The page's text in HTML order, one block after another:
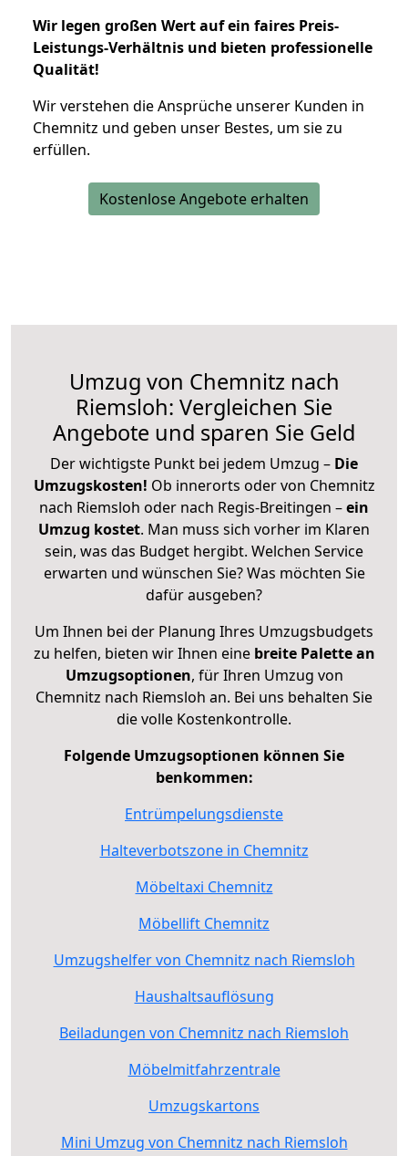
Wir legen großen Wert auf ein faires Preis-
Leistungs-Verhältnis und bieten professionelle
Qualität!
Wir verstehen die Ansprüche unserer Kunden in
Chemnitz und geben unser Bestes, um sie zu
erfüllen.
Kostenlose Angebote erhalten
Umzug von Chemnitz nach
Riemsloh: Vergleichen Sie
Angebote und sparen Sie Geld
Der wichtigste Punkt bei jedem Umzug – Die
Umzugskosten! Ob innerorts oder von Chemnitz
nach Riemsloh oder nach Regis-Breitingen –ein
Umzug kostet. Man muss sich vorher im Klaren
sein, was das Budget hergibt. Welchen Service
erwarten und wünschen Sie? Was möchten Sie
dafür ausgeben?
Um Ihnen bei der Planung Ihres Umzugsbudgets
zu helfen, bieten wir Ihnen eine breite Palette an
Umzugsoptionen, für Ihren Umzug von
Chemnitz nach Riemsloh an. Bei uns behalten Sie
die volle Kostenkontrolle.
Folgende Umzugsoptionen können Sie
benkommen:
Entrümpelungsdienste
Halteverbotszone in Chemnitz
Möbeltaxi Chemnitz
Möbellift Chemnitz
Umzugshelfer von Chemnitz nach Riemsloh
Haushaltsauflösung
Beiladungen von Chemnitz nach Riemsloh
Möbelmitfahrzentrale
Umzugskartons
Mini Umzug von Chemnitz nach Riemsloh